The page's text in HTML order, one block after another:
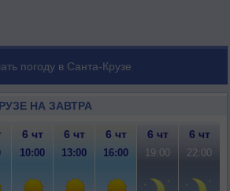
погоду в Санта-Крузе
НА ЗАВТРА
6 чт 6 чт 6 чт 6 чт 6 чт
10:00 13:00 16:00 19:00 22:00